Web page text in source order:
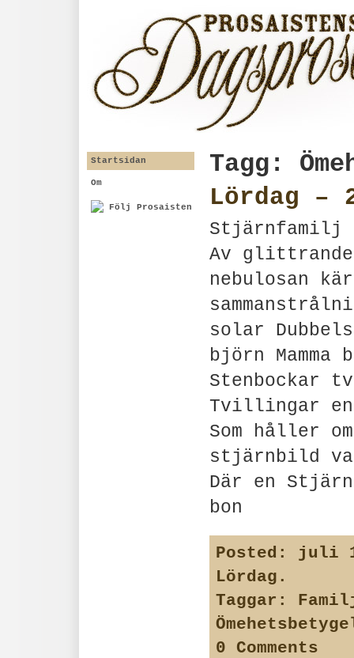
Startsidan
Om
Följ Prosaisten
Tagg:
Lördag –
Stjärnfamilj
Av
nebulosan
solar
björn Mamma
Stenbockar
Tvillingar
Som håller
stjärnbild
Där en
bon
Posted:
juli
Lördag .
Taggar:
0 Comments